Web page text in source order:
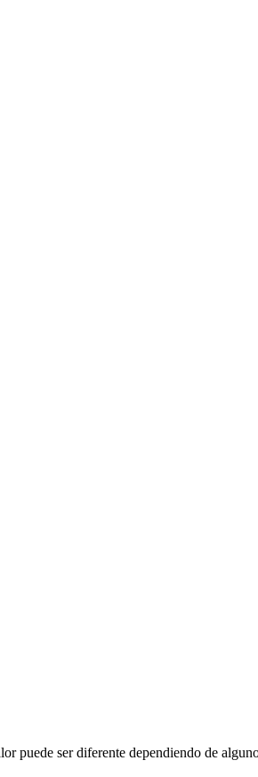
puede ser diferente dependiendo de